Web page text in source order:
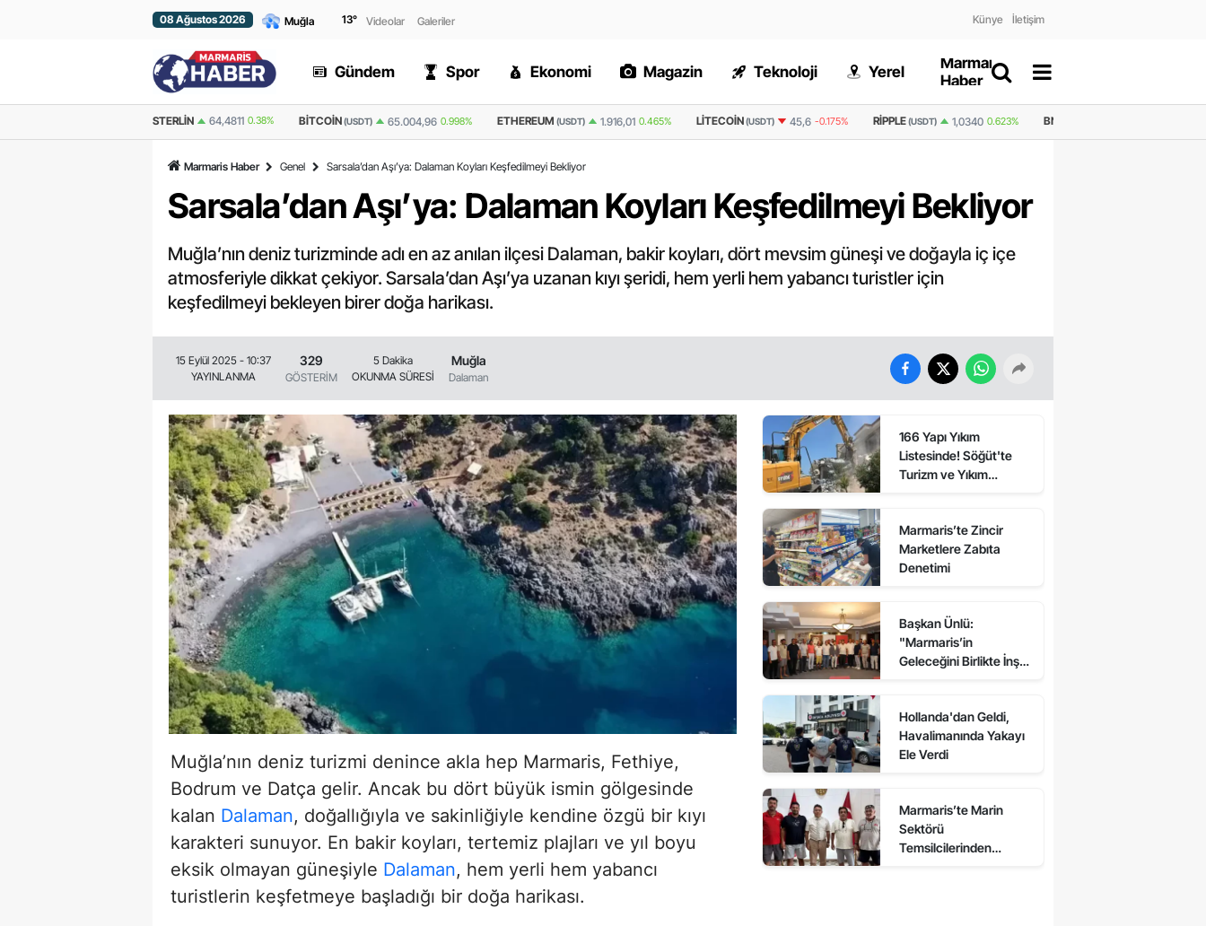
08 Ağustos 2026 13° Videolar Galeriler Künye İletişim
Gündem Spor Ekonomi Magazin Teknoloji Yerel
Marmaris
Haber
BITCOIN (USDT) 65.004,96 0.998% ETHEREUM(USDT) 1.916,01 0.465% LITECOIN (USDT) 45,6 -0.175% RIPPLE(USDT) 1,0340 0.623% BNB(USDT) 594,7 1.21% GRAM ALTIN
Marmaris Haber Genel Sarsala’dan Aşı’ya: Dalaman Koyları Keşfedilmeyi Bekliyor
Sarsala’dan Aşı’ya: Dalaman Koyları Keşfedilmeyi Bekliyor
Muğla’nın deniz turizminde adı en az anılan ilçesi Dalaman, bakir koyları, dört mevsim güneşi ve doğayla iç içe
atmosferiyle dikkat çekiyor. Sarsala’dan Aşı’ya uzanan kıyı şeridi, hem yerli hem yabancı turistler için
keşfedilmeyi bekleyen birer doğa harikası.
15 Eylül 2025 - 10:37
YAYINLANMA
329
GÖSTERİM
5 Dakika
OKUNMA SÜRESİ
Muğla
Dalaman
Muğla’nın deniz turizmi denince akla hep Marmaris, Fethiye,
Bodrum ve Datça gelir. Ancak bu dört büyük ismin gölgesinde
kalan Dalaman, doğallığıyla ve sakinliğiyle kendine özgü bir kıyı
karakteri sunuyor. En bakir koyları, tertemiz plajları ve yıl boyu
eksik olmayan güneşiyle Dalaman, hem yerli hem yabancı
turistlerin keşfetmeye başladığı bir doğa harikası.
166 Yapı Yıkım
Listesinde! Söğüt'te
Turizm ve Yıkım
Marmaris’te Zincir
Marketlere Zabıta
Denetimi
Başkan Ünlü:
"Marmaris’in
Geleceğini Birlikte İnşa
Hollanda'dan Geldi,
Havalimanında Yakayı
Ele Verdi
Marmaris’te Marin
Sektörü
Temsilcilerinden